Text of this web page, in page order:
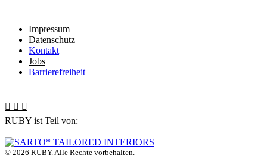
Impressum
Datenschutz
Kontakt
Jobs
Barrierefreiheit
RUBY ist Teil von:
© 2026 RUBY. Alle Rechte vorbehalten.